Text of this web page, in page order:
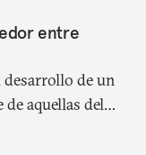
entre
de un
aquellas del
confirmar que